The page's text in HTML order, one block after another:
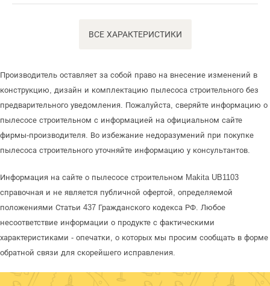
ВСЕ ХАРАКТЕРИСТИКИ
Производитель оставляет за собой право на внесение изменений в
конструкцию, дизайн и комплектацию пылесоса строительного без
предварительного уведомления. Пожалуйста, сверяйте информацию о
пылесосе строительном с информацией на официальном сайте
фирмы-производителя. Во избежание недоразумений при покупке
пылесоса строительного уточняйте информацию у консультантов.
Информация на сайте о пылесосе строительном Makita UB1103
справочная и не является публичной офертой, определяемой
положениями Статьи 437 Гражданского кодекса РФ. Любое
несоответствие информации о продукте с фактическими
характеристиками - опечатки, о которых мы просим сообщать в форме
обратной связи для скорейшего исправления.